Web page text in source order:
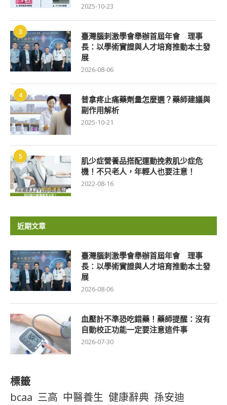
2025-10-23
3
臺灣腦刺激學會舉辦首屆年會 理事
長：以學術實證與人才培育推動本土發
展
2026-08-06
4
普拿疼止痛藥劑量怎麼選？藥師建議與
副作用解析
2025-10-21
5
肌少症營養品搭配運動挽救肌少症危
機！不只老人，年輕人也要注意！
2022-08-16
近期文章
臺灣腦刺激學會舉辦首屆年會 理事
長：以學術實證與人才培育推動本土發
展
2026-08-06
血壓計不準恐吃錯藥！藥師提醒：沒有
自動校正功能一定要注意這件事
2026-07-30
標籤
bcaa 三高 中醫養生 健康辭典 孫安迪